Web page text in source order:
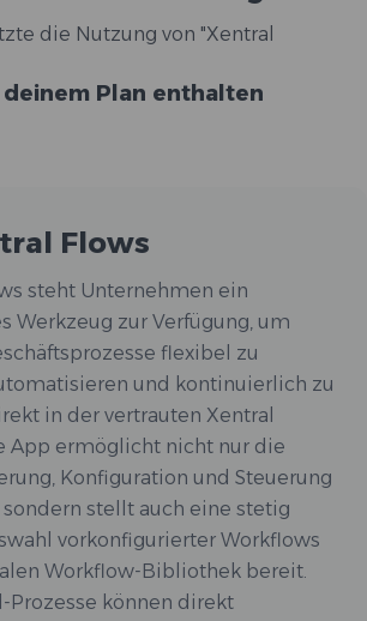
die Nutzung von "Xentral
Plan enthalten
Flows
steht Unternehmen ein
Werkzeug zur Verfügung, um
flexibel zu
und kontinuierlich zu
in der vertrauten Xentral
App ermöglicht nicht nur die
Konfiguration und Steuerung
sondern stellt auch eine stetig
vorkonfigurierter Workflows
Workflow-Bibliothek bereit.
Prozesse können direkt